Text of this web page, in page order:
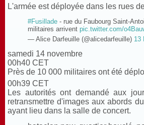
L'armée est déployée dans les rues
#Fusillade - rue du Faubourg Saint-
militaires arrivent pic.twitter.com/
— Alice Darfeuille (@alicedarfeuille) 13
samedi 14 novembre
00h40 CET
Près de 10 000 militaires ont été
00h39 CET
Les autorités ont demandé aux
retransmettre d'images aux abords
ayant lieu dans la salle de concert.